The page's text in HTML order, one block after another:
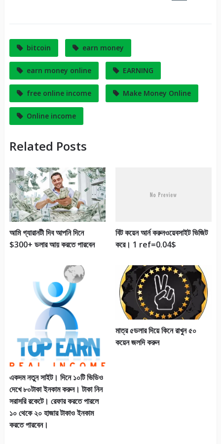
work2bux থেকে আয় করুন
প্রতিদিন ২-৫ ডলার এবং sing up
করলেই পাবেন 0.5 dollar
August 28, 2017
In "Revenue Share and
invest plan"
work2bux থেকে আয় করুন
প্রতিদিন ২-৫ ডলার এবং sing up
করলেই পাবেন 0.5 dollar
September 20, 2017
In "Jeneral"
প্রতিদিন আয় করুন ২ ডলার এবং
sing up করলেই মেইন একাউন্ট এ
পাবেন .5 ডলার সাথে পেমেন্ট প্রুফ,,,,
May 5, 2017
In "Revenue Share and
It
bitcoin earn money
earn money online EARNING
free online income
Online income
Related Posts